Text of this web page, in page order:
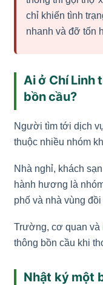
chỉ khiến tình
nhanh và đỡ tốn
Ai ở Chí Linh
bồn cầu?
Người tìm tới dịch
thuộc nhiều nhóm
Nhà nghỉ, khách
hành hương là
phố và nhà vùng
Trường, cơ quan và
thông bồn cầu khi
Nhật ký một